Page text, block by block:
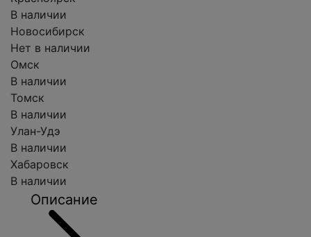
В наличии
Новосибирск
Нет в наличии
Омск
В наличии
Томск
В наличии
Улан-Удэ
В наличии
Хабаровск
В наличии
Описание